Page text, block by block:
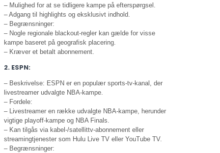
– Mulighed for at se tidligere kampe på efterspørgsel.
– Adgang til highlights og eksklusivt indhold.
– Begrænsninger:
– Nogle regionale blackout-regler kan gælde for visse
kampe baseret på geografisk placering.
– Kræver et betalt abonnement.
2. ESPN:
– Beskrivelse: ESPN er en populær sports-tv-kanal, der
livestreamer udvalgte NBA-kampe.
– Fordele:
– Livestreamer en række udvalgte NBA-kampe, herunder
vigtige playoff-kampe og NBA Finals.
– Kan tilgås via kabel-/satellittv-abonnement eller
streamingtjenester som Hulu Live TV eller YouTube TV.
– Begrænsninger: